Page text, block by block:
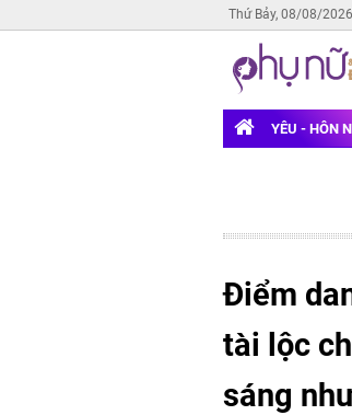
Thứ Bảy, 08/08/
YÊU - HÔN
Điểm
tài lộc
sáng